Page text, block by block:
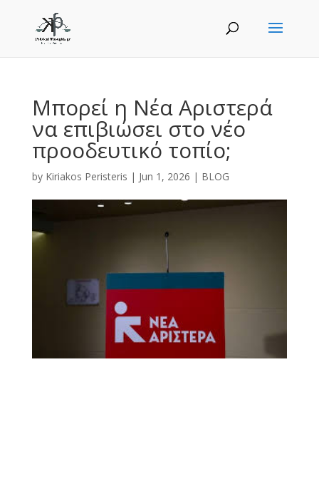
Μπορεί η Νέα Αριστερά
να επιβιώσει στο νέο
προοδευτικό τοπίο;
by Kiriakos Peristeris | Jun 1, 2026 | BLOG